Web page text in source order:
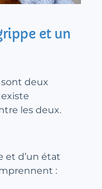
et un
deux
les deux.
et d’un état
: